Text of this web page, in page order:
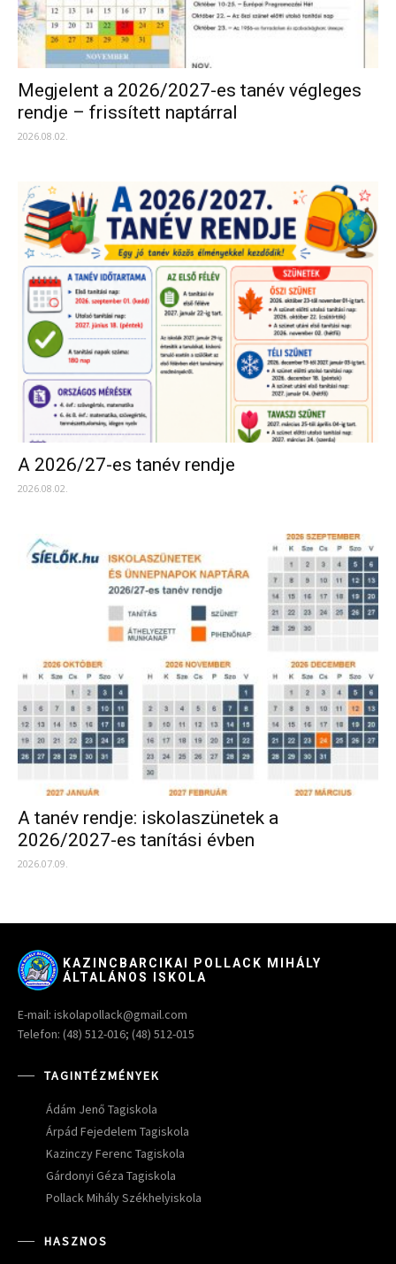
Megjelent a 2026/2027-es tanév végleges
rendje – frissített naptárral
2026.08.02.
A 2026/27-es tanév rendje
2026.08.02.
A tanév rendje: iskolaszünetek a
2026/2027-es tanítási évben
2026.07.09.
KAZINCBARCIKAI POLLACK MIHÁLY
ÁLTALÁNOS ISKOLA
E-mail: iskolapollack@gmail.com
Telefon: (48) 512-016; (48) 512-015
TAGINTÉZMÉNYEK
Ádám Jenő Tagiskola
Árpád Fejedelem Tagiskola
Kazinczy Ferenc Tagiskola
Gárdonyi Géza Tagiskola
Pollack Mihály Székhelyiskola
HASZNOS